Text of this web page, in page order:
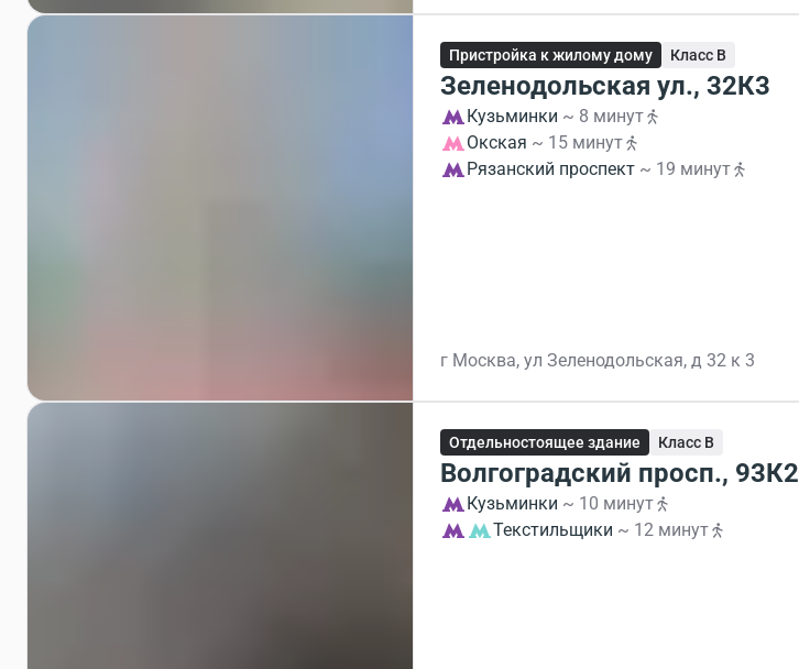
Пристройка к жилому дому Класс B
Зеленодольская ул., 32К3
Кузьминки ~ 8 минут
Окская ~ 15 минут
Рязанский проспект ~ 19 минут
г Москва, ул Зеленодольская, д 32 к 3
Отдельностоящее здание Класс B
Волгоградский просп., 93К2
Кузьминки ~ 10 минут
Текстильщики ~ 12 минут